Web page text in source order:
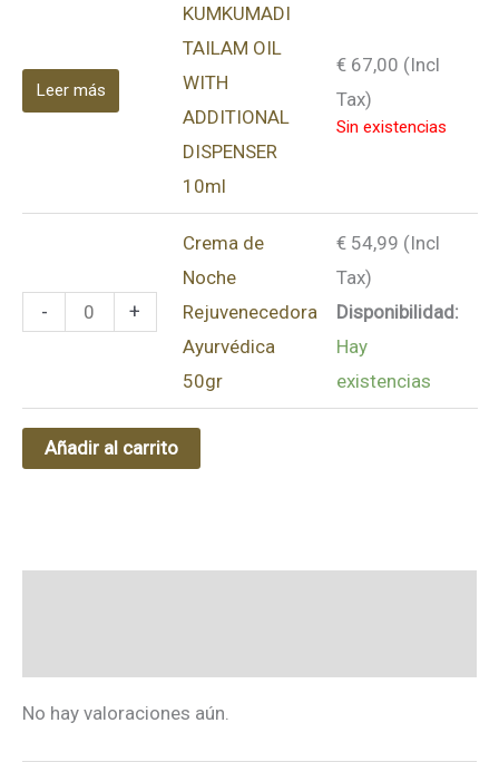
Leer más
KUMKUMADI
TAILAM OIL
WITH
ADDITIONAL
DISPENSER
10ml
€ 67,00 (Incl
Tax)
Sin existencias
- +
Crema de
Noche
Rejuvenecedora
Ayurvédica
50gr
€ 54,99 (Incl
Tax)
Disponibilidad:
Hay
existencias
Añadir al carrito
No hay valoraciones aún.